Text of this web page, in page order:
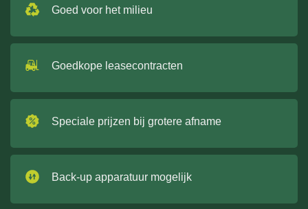
Goed voor het milieu
Goedkope leasecontracten
Speciale prijzen bij grotere afname
Back-up apparatuur mogelijk